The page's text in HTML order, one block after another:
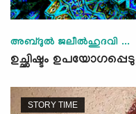
അബ്ദുല്‍ ജലീല്‍ഹുദവി ...
ഉച്ഛിഷ്ടം
STORY TIME